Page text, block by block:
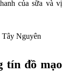
của sữa và vị
tín đồ mạo